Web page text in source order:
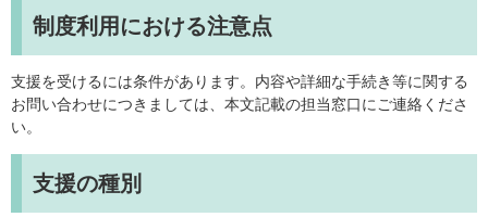
制度利用における注意点
支援を受けるには条件があります。内容や詳細な手続き等に関する
お問い合わせにつきましては、本文記載の担当窓口にご連絡くださ
い。
支援の種別